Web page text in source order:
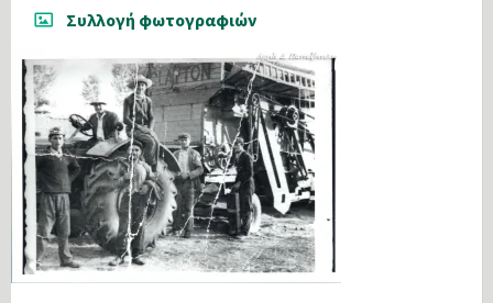
Συλλογή φωτογραφιών